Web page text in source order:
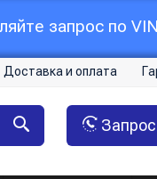
запрос по
Доставка и оплата